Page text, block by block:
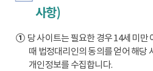
사항)
①당 사이트는 필요한 경우 14세 미만
때 법정대리인의 동의를 얻어 해당
개인정보를 수집합니다.